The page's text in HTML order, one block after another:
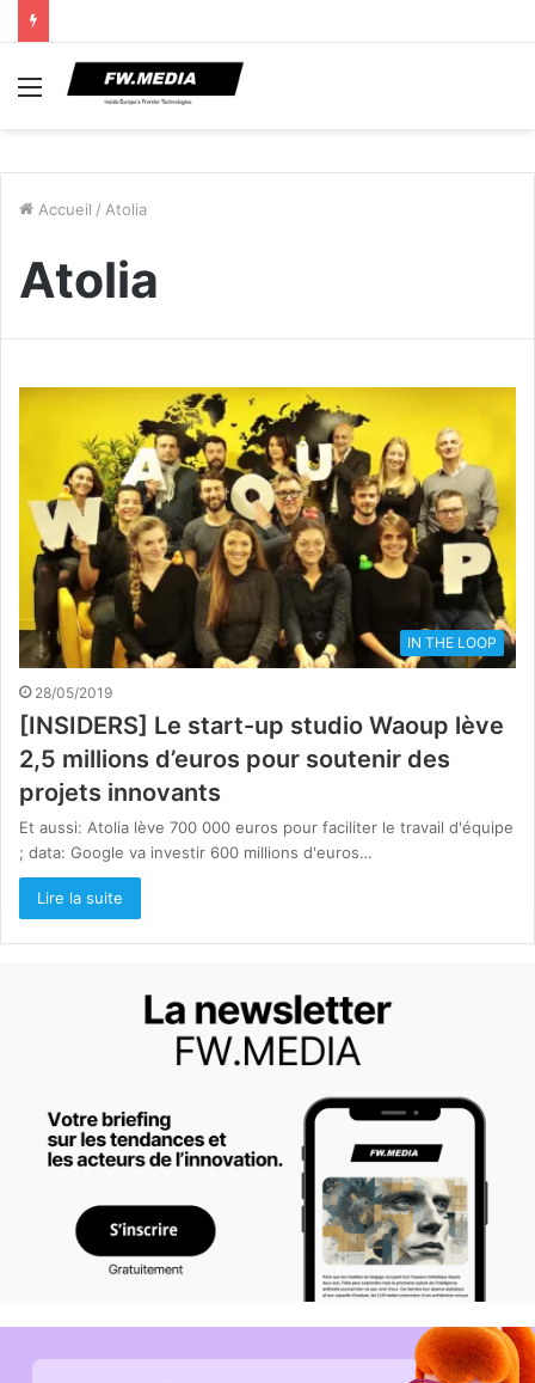
Menu
Accueil / Atolia
Atolia
IN THE LOOP
28/05/2019
[INSIDERS] Le start-up studio Waoup lève
2,5 millions d’euros pour soutenir des
projets innovants
Et aussi: Atolia lève 700 000 euros pour faciliter le travail d'équipe
; data: Google va investir 600 millions d'euros…
Lire la suite